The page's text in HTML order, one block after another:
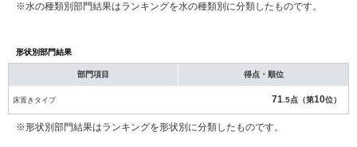
※水の種類別部門結果はランキングを水の種類別に分類したものです。
形状別部門結果
部門項目 得点・順位
床置きタイプ 71 .5点（第10位）
※形状別部門結果はランキングを形状別に分類したものです。